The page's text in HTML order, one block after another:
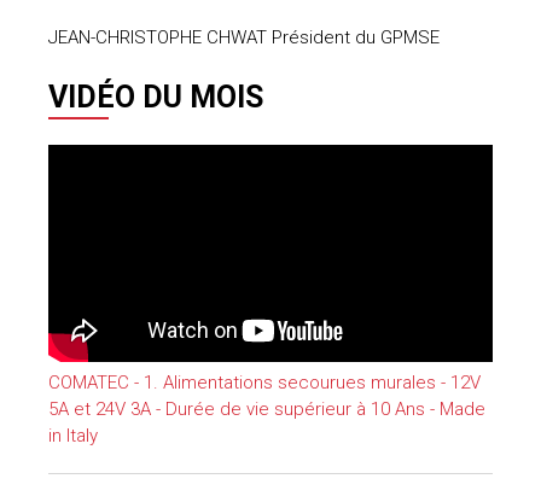
JEAN-CHRISTOPHE CHWAT Président du GPMSE
VIDÉO DU MOIS
COMATEC - 1. Alimentations secourues murales - 12V
5A et 24V 3A - Durée de vie supérieur à 10 Ans - Made
in Italy